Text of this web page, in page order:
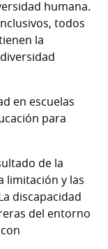
humana.
todos
la
en escuelas
para
de la
limitación y las
discapacidad
del entorno